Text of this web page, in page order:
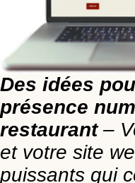
Des idées
présence
restaurant–
et votre site
puissants qui